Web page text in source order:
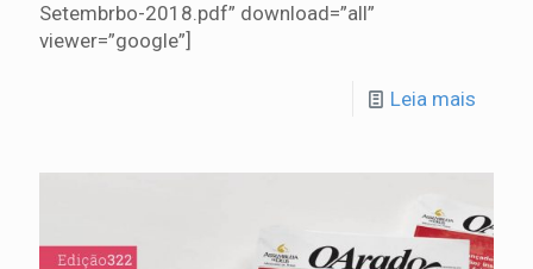
Setembrbo-2018.pdf” download=”all”
viewer=”google”]
Leia mais